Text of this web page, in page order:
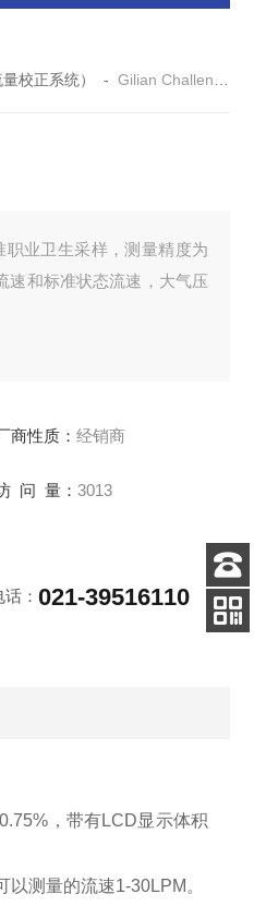
校正系统） -Gilian Challenger空气流量计
职业卫生采样，测量精度为
速和标准状态流速，大气压
商性质： 经销商
问 量： 3013
话：021-39516110
，带有LCD显示体积
测量的流速1-30LPM。
客服
电话